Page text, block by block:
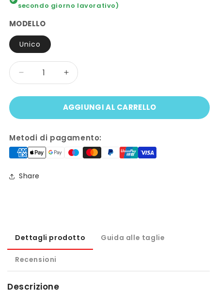
secondo giorno lavorativo)
MODELLO
Unico
Quantità
Diminuisci
quantità
per
BACINETTO
DI
CANE
Aumenta
quantità
per
Elmo
BACINETTO
DI
CANE
AGGIUNGI AL CARRELLO
Metodi di pagamento:
Share
Dettagli prodotto Guida alle taglie
Recensioni
Descrizione